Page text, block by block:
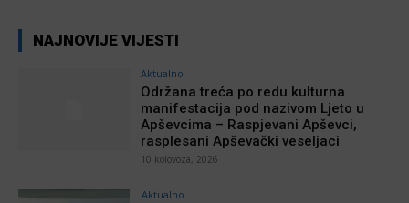
NAJNOVIJE VIJESTI
Aktualno
Održana treća po redu kulturna
manifestacija pod nazivom Ljeto u
Apševcima – Raspjevani Apševci,
rasplesani Apševački veseljaci
10 kolovoza, 2026
Aktualno